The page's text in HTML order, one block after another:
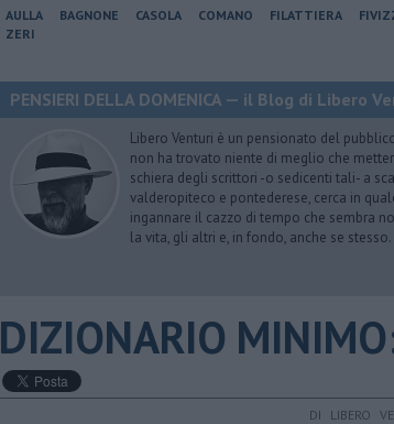
AULLA BAGNONE CASOLA COMANO FILATTIERA
ZERI
PENSIERI DELLA DOMENICA — il Blog di Libero
Libero Venturi è un pensionato del
non ha trovato niente di meglio che
schiera degli scrittori -o sedicenti tali- a
valderopiteco e pontederese, cerca in
ingannare il cazzo di tempo che sembra
la vita, gli altri e, in fondo, anche se stesso.
DIZIONARIO
DI LIBERO